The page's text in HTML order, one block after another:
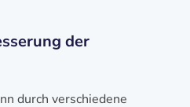
der
durch verschiedene